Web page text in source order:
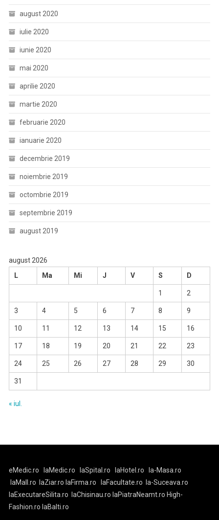
august 2020
iulie 2020
iunie 2020
mai 2020
aprilie 2020
martie 2020
februarie 2020
ianuarie 2020
decembrie 2019
noiembrie 2019
octombrie 2019
septembrie 2019
august 2019
august 2026
L
Ma Mi J V S D
1 2
3 4 5 6 7 8 9
10 11 12 13 14 15 16
17 18 19 20 21 22 23
24 25 26 27 28 29 30
31
« iul.
eMedic.ro laMedic.ro laSpital.ro laHotel.ro
la-Masa.ro
laMall.ro
laZiar.ro laFirma.ro laFacultate.ro
la-Suceava.ro
laExecutareSilita.ro
laChisinau.ro laPiatraNeamt.ro High-
Fashion.ro laBalti.ro